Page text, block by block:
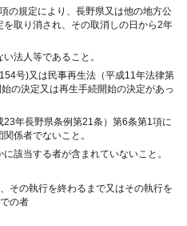
の規定により、長野県又は他の地方公
取り消され、その取消しの日から2年
法人等であること。
号)又は民事再生法（平成11年法律第
の決定又は再生手続開始の決定があっ
年長野県条例第21条）第6条第1項に
係者でないこと。
該当する者が含まれていないこと。
その執行を終わるまで又はその執行を
の者